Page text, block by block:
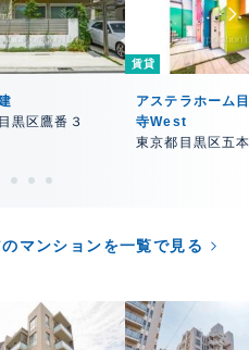
黒区鷹番３
賃貸
アステラホーム
寺West
東京都目黒区五
マンションを一覧で見る